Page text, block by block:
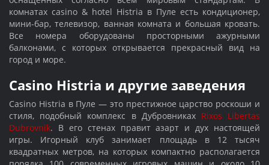
комнатах casino & hotel Histria в Пуле есть кондиционер,
мини-бар, телевизор, ванная комната и большая кровать.
Все номера оборудованы просторными ажурными
балконами, с которых открывается прекрасный вид на
город и море.
Сasino Histria и другие заведения
Сasino Histria в Пуле — это престижное царство роскоши и
стиля, подобный комплекс в Дубровниках Rixos Libertas
Dubrovnik. В его стенах правит азарт и дух настоящей
игры. Игорный клуб занимает площадь в 12 тысяч
квадратных метров, на которых компактно располагается